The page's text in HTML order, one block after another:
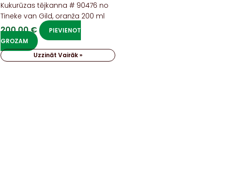
Kukurūzas tējkanna # 90476 no
Tineke van Gild, oranža 200 ml
200,00€
PIEVIENOT
GROZAM
Uzzināt Vairāk »